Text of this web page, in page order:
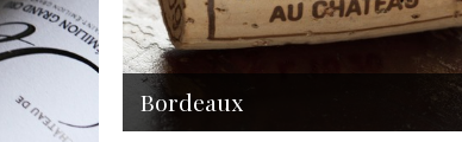
Bordeaux